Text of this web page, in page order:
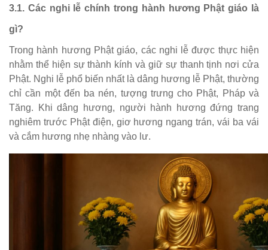
3.1. Các nghi lễ chính trong hành hương Phật giáo là
gì?
Trong hành hương Phật giáo, các nghi lễ được thực hiện
nhằm thể hiện sự thành kính và giữ sự thanh tịnh nơi cửa
Phật. Nghi lễ phổ biến nhất là dâng hương lễ Phật, thường
chỉ cần một đến ba nén, tượng trưng cho Phật, Pháp và
Tăng. Khi dâng hương, người hành hương đứng trang
nghiêm trước Phật điện, giơ hương ngang trán, vái ba vái
và cắm hương nhẹ nhàng vào lư.